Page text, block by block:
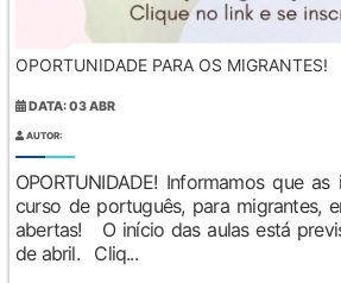
OPORTUNIDADE PARA OS MIGRANTES!
DATA: 03 ABR
AUTOR:
OPORTUNIDADE! Informamos que
curso de português, para migrantes,
abertas! O início das aulas está
de abril. Cliq...